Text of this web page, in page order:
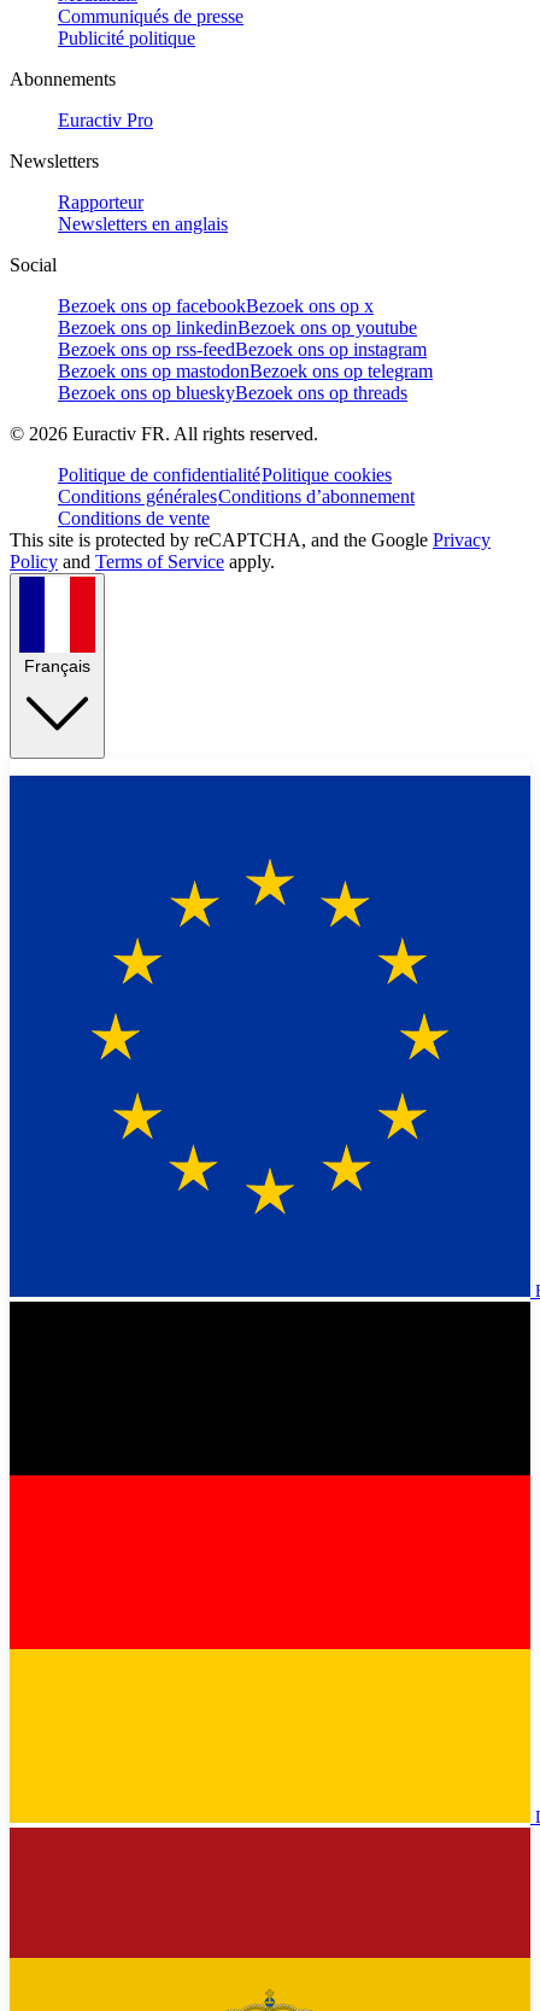
Communiqués de presse
Publicité politique
Abonnements
Euractiv Pro
Newsletters
Rapporteur
Newsletters en anglais
Social
Bezoek ons op facebookBezoek ons op x
Bezoek ons op linkedinBezoek ons op youtube
Bezoek ons op rss-feedBezoek ons op instagram
Bezoek ons op mastodonBezoek ons op telegram
Bezoek ons op blueskyBezoek ons op threads
© 2026 Euractiv FR. All rights reserved.
Politique de confidentialitéPolitique cookies
Conditions généralesConditions d’abonnement
Conditions de vente
This site is protected by reCAPTCHA, and the Google Privacy
Policy and Terms of Service apply.
Français